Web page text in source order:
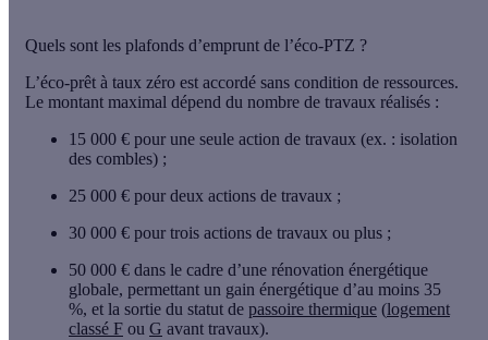
Quels sont les plafonds d’emprunt de l’éco-PTZ ?
L’éco-prêt à taux zéro est accordé sans condition de ressources.
Le montant maximal dépend du nombre de travaux réalisés :
15 000 € pour une seule action de travaux (ex. : isolation
des combles) ;
25 000 € pour deux actions de travaux ;
30 000 € pour trois actions de travaux ou plus ;
50 000 € dans le cadre d’une rénovation énergétique
globale, permettant un gain énergétique d’au moins 35
%, et la sortie du statut de passoire thermique (logement
classé F ou G avant travaux).